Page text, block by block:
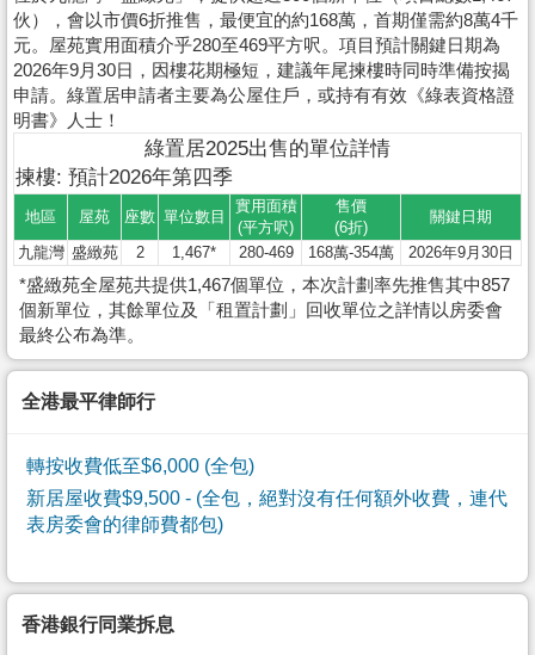
伙），會以市價6折推售，最便宜的約168萬，首期僅需約8萬4千
元。屋苑實用面積介乎280至469平方呎。項目預計關鍵日期為
2026年9月30日，因樓花期極短，建議年尾揀樓時同時準備按揭
申請。綠置居申請者主要為公屋住戶，或持有有效《綠表資格證
明書》人士！
綠置居2025出售的單位詳情
揀樓: 預計2026年第四季
地區 屋苑 座數 單位數目
實用面積
(平方呎)
售價
(6折)
關鍵日期
九龍灣 盛緻苑 2 1,467* 280-469 168萬-354萬 2026年9月30日
*盛緻苑全屋苑共提供1,467個單位，本次計劃率先推售其中857
個新單位，其餘單位及「租置計劃」回收單位之詳情以房委會
最終公布為準。
全港最平律師行
轉按收費低至$6,000 (全包)
新居屋收費$9,500 - (全包，絕對沒有任何額外收費，連代
表房委會的律師費都包)
香港銀行同業拆息